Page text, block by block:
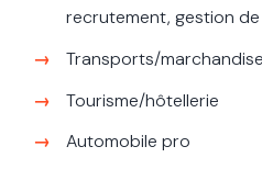
recrutement, gestion de
Transports/
Tourisme/hôtellerie
Automobile pro